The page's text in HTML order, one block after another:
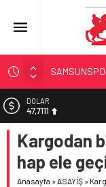
‘BAFRA’YA
İŞTE FINDIK
YÖNETİCİ
GERİ SAYIM
DOLAR
47,7111
EURO
55,1881
ALTIN
6.660,55
Kargodan
hap ele
Anasayfa »ASAYİŞ »